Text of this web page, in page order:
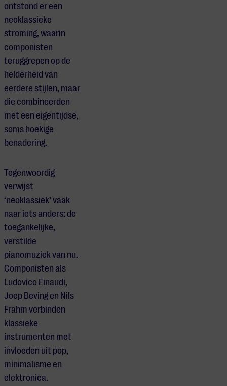
ontstond er een
neoklassieke
stroming, waarin
componisten
teruggrepen op de
helderheid van
eerdere stijlen, maar
die combineerden
met een eigentijdse,
soms hoekige
benadering.
Tegenwoordig
verwijst
‘neoklassiek’ vaak
naar iets anders: de
toegankelijke,
verstilde
pianomuziek van nu.
Componisten als
Ludovico Einaudi,
Joep Beving en Nils
Frahm verbinden
klassieke
instrumenten met
invloeden uit pop,
minimalisme en
elektronica.